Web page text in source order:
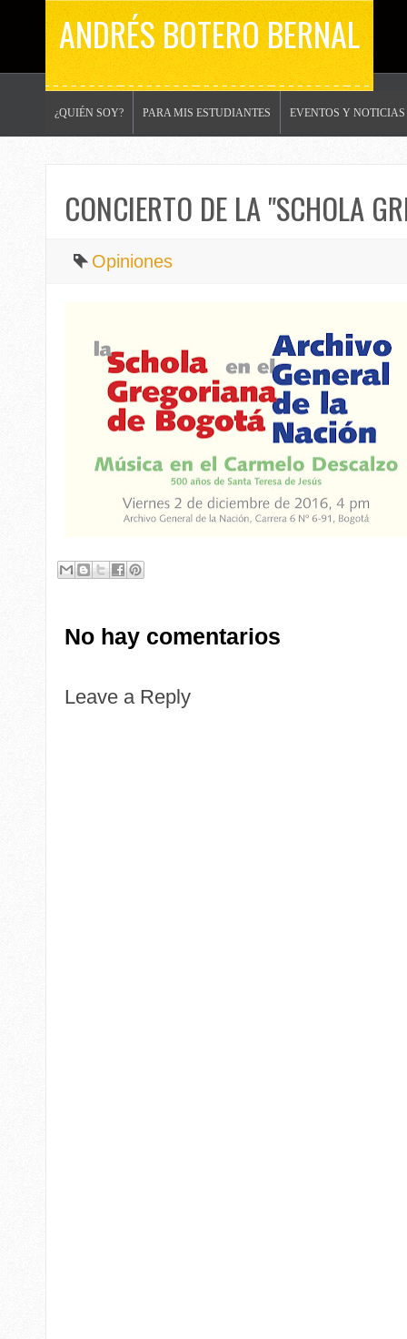
ANDRÉS BOTERO BERNAL
¿QUIÉN SOY? PARA MIS ESTUDIANTES EVENTOS Y NOTICIAS
CONCIERTO DE LA "SCHOLA
Opiniones
No hay comentarios
Leave a Reply